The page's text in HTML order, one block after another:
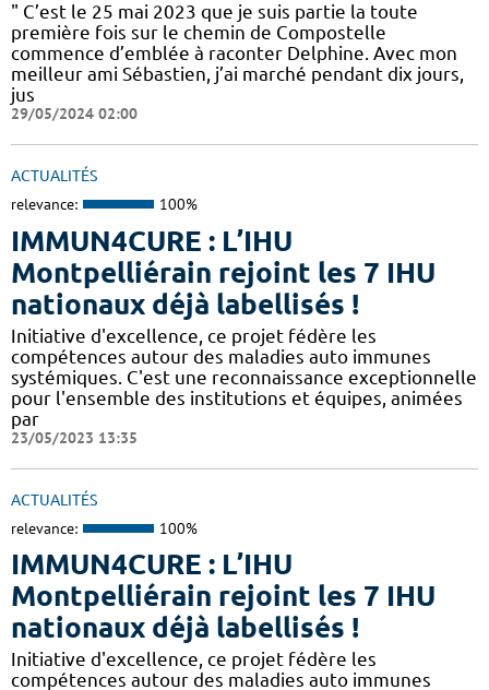
" C’est le 25 mai 2023 que je suis partie la toute
première fois sur le chemin de Compostelle
commence d’emblée à raconter Delphine. Avec mon
meilleur ami Sébastien, j’ai marché pendant dix jours,
jus
29/05/2024 02:00
ACTUALITÉS
relevance: 100%
IMMUN4CURE : L’IHU
Montpelliérain rejoint les 7 IHU
nationaux déjà labellisés !
Initiative d'excellence, ce projet fédère les
compétences autour des maladies auto immunes
systémiques. C'est une reconnaissance exceptionnelle
pour l'ensemble des institutions et équipes, animées
par
23/05/2023 13:35
ACTUALITÉS
relevance: 100%
IMMUN4CURE : L’IHU
Montpelliérain rejoint les 7 IHU
nationaux déjà labellisés !
Initiative d'excellence, ce projet fédère les
compétences autour des maladies auto immunes